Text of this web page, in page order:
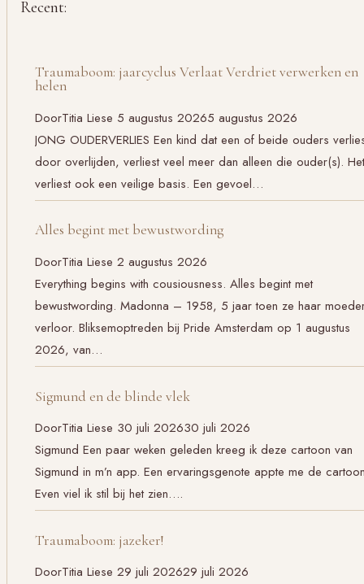
Recent:
Traumaboom: jaarcyclus Verlaat Verdriet verwerken en
helen
DoorTitia Liese 5 augustus 20265 augustus 2026
JONG OUDERVERLIES Een kind dat een of beide ouders
door overlijden, verliest veel meer dan alleen die ouder(s). Het
verliest ook een veilige basis. Een gevoel…
Alles begint met bewustwording
DoorTitia Liese 2 augustus 2026
Everything begins with cousiousness. Alles begint met
bewustwording. Madonna – 1958, 5 jaar toen ze haar
verloor. Bliksemoptreden bij Pride Amsterdam op 1 augustus
2026, van…
Sigmund en de blinde vlek
DoorTitia Liese 30 juli 202630 juli 2026
Sigmund Een paar weken geleden kreeg ik deze cartoon van
Sigmund in m’n app. Een ervaringsgenote appte me de
Even viel ik stil bij het zien….
Traumaboom: jazeker!
DoorTitia Liese 29 juli 202629 juli 2026